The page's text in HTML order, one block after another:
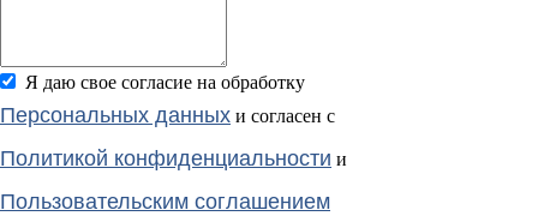
Я даю свое согласие на обработку
Персональных данных и согласен с
Политикой конфиденциальности и
Пользовательским соглашением